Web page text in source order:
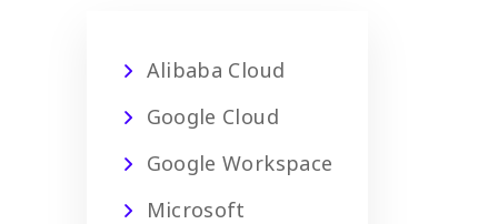
Alibaba Cloud
Google Cloud
Google Workspace
Microsoft